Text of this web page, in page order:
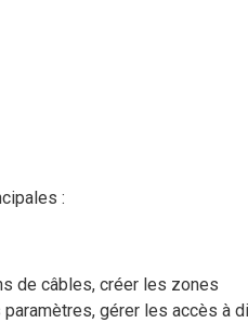
:
de câbles, créer les zones
gérer les accès à